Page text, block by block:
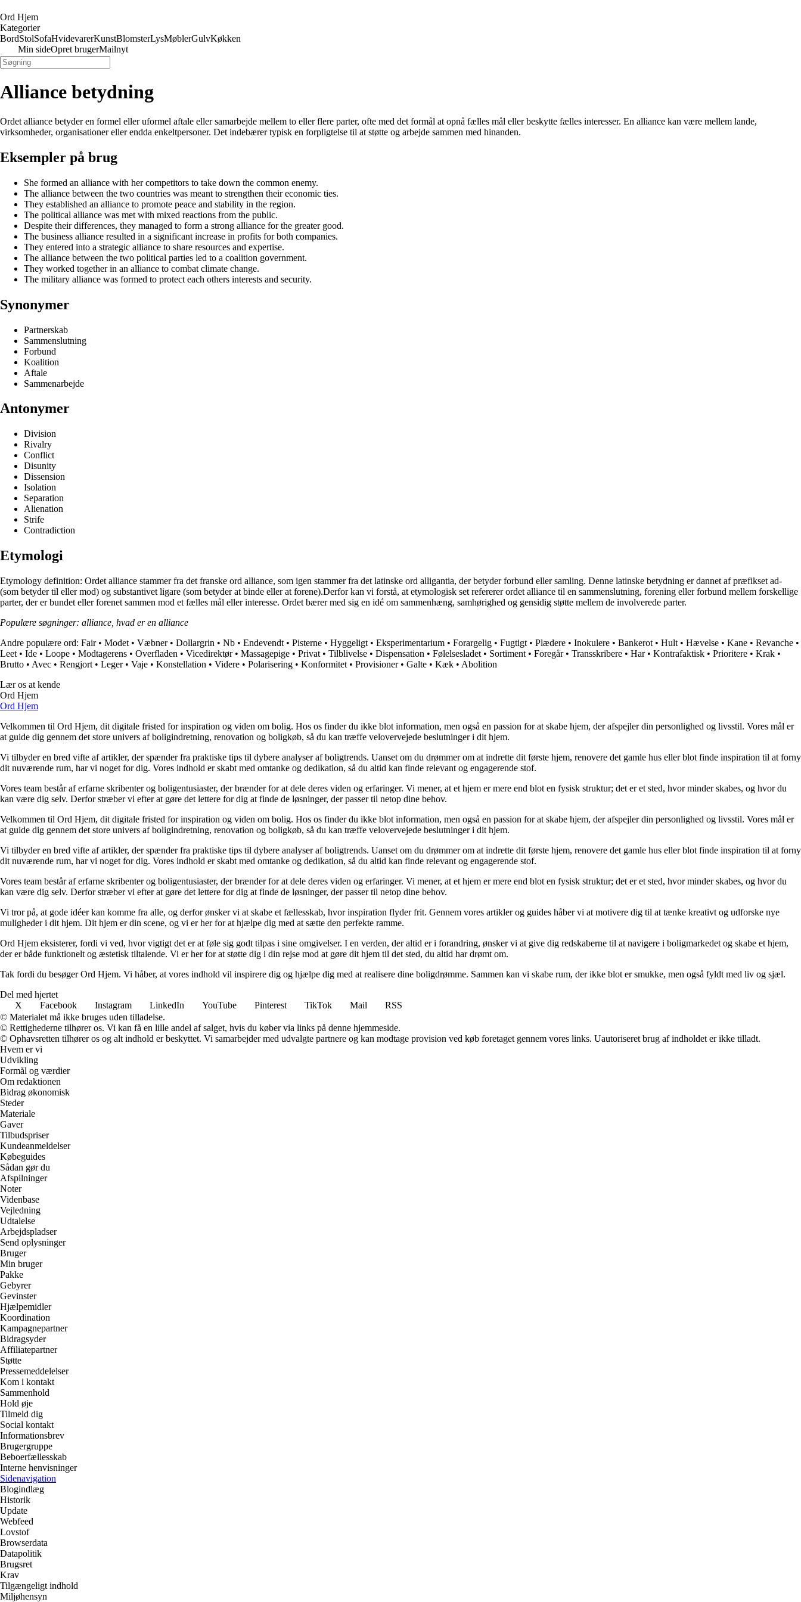
Ord Hjem
Kategorier
BordStolSofaHvidevarerKunstBlomsterLysMøblerGulvKøkken
Min sideOpret brugerMailnyt
Alliance betydning
Ordet alliance betyder en formel eller uformel aftale eller samarbejde mellem to eller flere parter, ofte med det formål at opnå fælles mål eller beskytte fælles interesser. En alliance kan være mellem lande,
virksomheder, organisationer eller endda enkeltpersoner. Det indebærer typisk en forpligtelse til at støtte og arbejde sammen med hinanden.
Eksempler på brug
She formed an alliance with her competitors to take down the common enemy.
The alliance between the two countries was meant to strengthen their economic ties.
They established an alliance to promote peace and stability in the region.
The political alliance was met with mixed reactions from the public.
Despite their differences, they managed to form a strong alliance for the greater good.
The business alliance resulted in a significant increase in profits for both companies.
They entered into a strategic alliance to share resources and expertise.
The alliance between the two political parties led to a coalition government.
They worked together in an alliance to combat climate change.
The military alliance was formed to protect each others interests and security.
Synonymer
Partnerskab
Sammenslutning
Forbund
Koalition
Aftale
Sammenarbejde
Antonymer
Division
Rivalry
Conflict
Disunity
Dissension
Isolation
Separation
Alienation
Strife
Contradiction
Etymologi
Etymology definition: Ordet alliance stammer fra det franske ord alliance, som igen stammer fra det latinske ord alligantia, der betyder forbund eller samling. Denne latinske betydning er dannet af præfikset ad-
(som betyder til eller mod) og substantivet ligare (som betyder at binde eller at forene).Derfor kan vi forstå, at etymologisk set refererer ordet alliance til en sammenslutning, forening eller forbund mellem forskellige
parter, der er bundet eller forenet sammen mod et fælles mål eller interesse. Ordet bærer med sig en idé om sammenhæng, samhørighed og gensidig støtte mellem de involverede parter.
Populære søgninger: alliance, hvad er en alliance
Andre populære ord: Fair• Modet • Væbner• Dollargrin • Nb • Endevendt • Pisterne • Hyggeligt • Eksperimentarium • Forargelig • Fugtigt • Plædere • Inokulere • Bankerot • Hult • Hævelse • Kane • Revanche •
Leet • Ide • Loope • Modtagerens • Overfladen • Vicedirektør• Massagepige • Privat • Tilblivelse • Dispensation • Følelsesladet • Sortiment • Foregår• Transskribere • Har• Kontrafaktisk • Prioritere • Krak •
Brutto • Avec • Rengjort • Leger• Vaje • Konstellation • Videre • Polarisering • Konformitet • Provisioner• Galte • Kæk • Abolition
Lær os at kende
Ord Hjem
Ord Hjem
Velkommen til Ord Hjem, dit digitale fristed for inspiration og viden om bolig. Hos os finder du ikke blot information, men også en passion for at skabe hjem, der afspejler din personlighed og livsstil. Vores mål er
at guide dig gennem det store univers af boligindretning, renovation og boligkøb, så du kan træffe velovervejede beslutninger i dit hjem.
Vi tilbyder en bred vifte af artikler, der spænder fra praktiske tips til dybere analyser af boligtrends. Uanset om du drømmer om at indrette dit første hjem, renovere det gamle hus eller blot finde inspiration til at forny
dit nuværende rum, har vi noget for dig. Vores indhold er skabt med omtanke og dedikation, så du altid kan finde relevant og engagerende stof.
Vores team består af erfarne skribenter og boligentusiaster, der brænder for at dele deres viden og erfaringer. Vi mener, at et hjem er mere end blot en fysisk struktur; det er et sted, hvor minder skabes, og hvor du
kan være dig selv. Derfor stræber vi efter at gøre det lettere for dig at finde de løsninger, der passer til netop dine behov.
Velkommen til Ord Hjem, dit digitale fristed for inspiration og viden om bolig. Hos os finder du ikke blot information, men også en passion for at skabe hjem, der afspejler din personlighed og livsstil. Vores mål er
at guide dig gennem det store univers af boligindretning, renovation og boligkøb, så du kan træffe velovervejede beslutninger i dit hjem.
Vi tilbyder en bred vifte af artikler, der spænder fra praktiske tips til dybere analyser af boligtrends. Uanset om du drømmer om at indrette dit første hjem, renovere det gamle hus eller blot finde inspiration til at forny
dit nuværende rum, har vi noget for dig. Vores indhold er skabt med omtanke og dedikation, så du altid kan finde relevant og engagerende stof.
Vores team består af erfarne skribenter og boligentusiaster, der brænder for at dele deres viden og erfaringer. Vi mener, at et hjem er mere end blot en fysisk struktur; det er et sted, hvor minder skabes, og hvor du
kan være dig selv. Derfor stræber vi efter at gøre det lettere for dig at finde de løsninger, der passer til netop dine behov.
Vi tror på, at gode idéer kan komme fra alle, og derfor ønsker vi at skabe et fællesskab, hvor inspiration flyder frit. Gennem vores artikler og guides håber vi at motivere dig til at tænke kreativt og udforske nye
muligheder i dit hjem. Dit hjem er din scene, og vi er her for at hjælpe dig med at sætte den perfekte ramme.
Ord Hjem eksisterer, fordi vi ved, hvor vigtigt det er at føle sig godt tilpas i sine omgivelser. I en verden, der altid er i forandring, ønsker vi at give dig redskaberne til at navigere i boligmarkedet og skabe et hjem,
der er både funktionelt og æstetisk tiltalende. Vi er her for at støtte dig i din rejse mod at gøre dit hjem til det sted, du altid har drømt om.
Tak fordi du besøger Ord Hjem. Vi håber, at vores indhold vil inspirere dig og hjælpe dig med at realisere dine boligdrømme. Sammen kan vi skabe rum, der ikke blot er smukke, men også fyldt med liv og sjæl.
Del med hjertet
X
Facebook Instagram LinkedIn YouTube Pinterest TikTok Mail
RSS
© Materialet må ikke bruges uden tilladelse.
© Rettighederne tilhører os. Vi kan få en lille andel af salget, hvis du køber via links på denne hjemmeside.
© Ophavsretten tilhører os og alt indhold er beskyttet. Vi samarbejder med udvalgte partnere og kan modtage provision ved køb foretaget gennem vores links. Uautoriseret brug af indholdet er ikke tilladt.
Hvem er vi
Udvikling
Formål og værdier
Om redaktionen
Bidrag økonomisk
Steder
Materiale
Gaver
Tilbudspriser
Kundeanmeldelser
Købeguides
Sådan gør du
Afspilninger
Noter
Videnbase
Vejledning
Udtalelse
Arbejdspladser
Send oplysninger
Bruger
Min bruger
Pakke
Gebyrer
Gevinster
Hjælpemidler
Koordination
Kampagnepartner
Bidragsyder
Affiliatepartner
Støtte
Pressemeddelelser
Kom i kontakt
Sammenhold
Hold øje
Tilmeld dig
Social kontakt
Informationsbrev
Brugergruppe
Beboerfællesskab
Interne henvisninger
Sidenavigation
Blogindlæg
Historik
Update
Webfeed
Lovstof
Browserdata
Datapolitik
Brugsret
Krav
Tilgængeligt indhold
Miljøhensyn